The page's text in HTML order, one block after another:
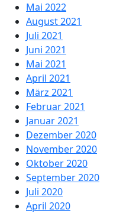
Mai 2022
August 2021
Juli 2021
Juni 2021
Mai 2021
April 2021
März 2021
Februar 2021
Januar 2021
Dezember 2020
November 2020
Oktober 2020
September 2020
Juli 2020
April 2020